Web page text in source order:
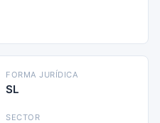
FORMA JURÍDICA
SL
SECTOR